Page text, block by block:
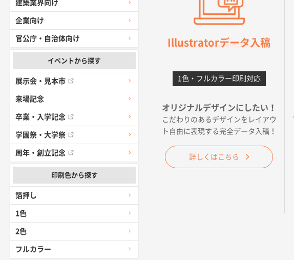
建築業界向け
企業向け
官公庁・自治体向け
イベントから探す
展示会・見本市
来場記念
卒業・入学記念
学園祭・大学祭
周年・創立記念
印刷色から探す
箔押し
1色
2色
フルカラー
大阪府のお客様 A4フルカラーク
前回使用して良かった。
高知県I社様 【ポリ】特別ご注文ペ
愛媛県S社様 不織布フラットバッ
佐賀県A社様 ベーシックサコッシュ
希望の商品（今回発注分）が一番
東京都M社様 ワンポイント箔押
Illustratorデータ入稿
1色・フルカラー印刷対応
オリジナルデザインにしたい！
こだわりのあるデザインをレイアウ
ト自由に表現する完全データ入稿！
詳しくはこちら